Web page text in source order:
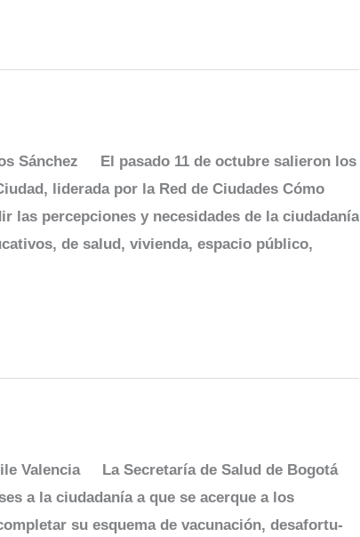
Sánchez El pasado 11 de octubre salieron los
liderada por la Red de Ciudades Cómo
las per­cepciones y necesidades de la ciudadanía
de salud, vi­vienda, espacio público,
Valencia La Secretaría de Salud de Bogotá
a la ciudadanía a que se acerque a los
su esquema de vacunación, desafortu­